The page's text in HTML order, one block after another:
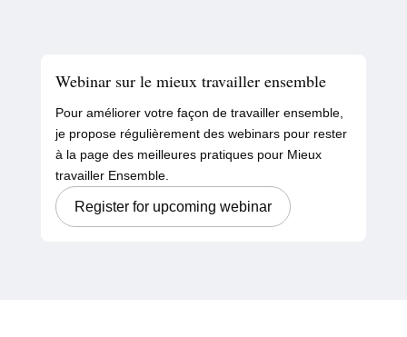
Webinar sur le mieux travailler ensemble
Pour améliorer votre façon de travailler ensemble,
je propose régulièrement des webinars pour rester
à la page des meilleures pratiques pour Mieux
travailler Ensemble.
Register for upcoming webinar